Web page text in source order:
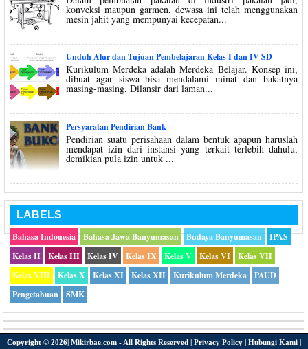
konveksi maupun garmen, dewasa ini telah menggunakan
mesin jahit yang mempunyai kecepatan...
Unduh Alur dan Tujuan Pembelajaran Kelas I dan IV SD
Kurikulum Merdeka adalah Merdeka Belajar. Konsep ini,
dibuat agar siswa bisa mendalami minat dan bakatnya
masing-masing. Dilansir dari laman...
Persyaratan Pendirian Bank
Pendirian suatu perisahaan dalam bentuk apapun haruslah
mendapat izin dari instansi yang terkait terlebih dahulu,
demikian pula izin untuk ...
LABELS
Bahasa Indonesia
Bahasa Jawa Banyumasan Budaya Banyumasan
IPAS
Kelas II
Kelas III Kelas IV Kelas IX Kelas V Kelas VI
Kelas VII
Kelas VIII
Kelas X Kelas XI Kelas XII Kurikulum Merdeka
PAUD
Pengetahuan
SMK
Copyright © 2026| Mikirbae.com - All Rights Reserved | Privacy Policy | Hubungi Kami |